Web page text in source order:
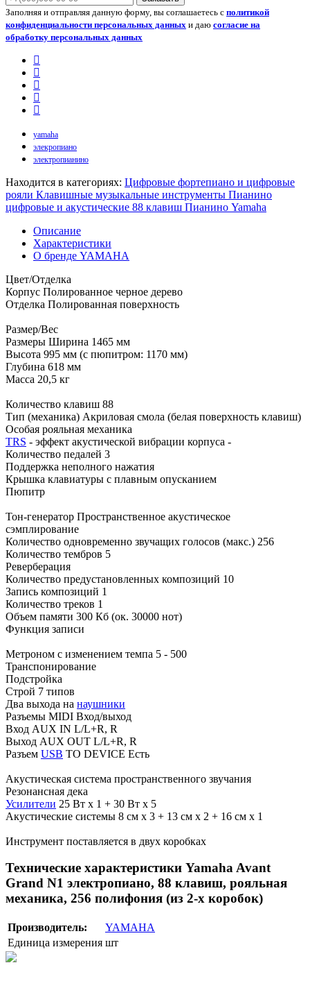
Заполняя и отправляя данную форму, вы соглашаетесь с политикой
конфиденциальности персональных данных и даю согласие на
обработку персональных данных
yamaha
элекропиано
электропианино
Находится в категориях: Цифровые фортепиано и цифровые
рояли Клавишные музыкальные инструменты Пианино
цифровые и акустические 88 клавиш Пианино Yamaha
Описание
Характеристики
О бренде YAMAHA
Цвет/Отделка
Корпус Полированное черное дерево
Отделка Полированная поверхность
Размер/Вес
Размеры Ширина 1465 мм
Высота 995 мм (с пюпитром: 1170 мм)
Глубина 618 мм
Масса 20,5 кг
Количество клавиш 88
Тип (механика) Акриловая смола (белая поверхность клавиш)
Особая рояльная механика
TRS - эффект акустической вибрации корпуса -
Количество педалей 3
Поддержка неполного нажатия
Крышка клавиатуры с плавным опусканием
Пюпитр
Тон-генератор Пространственное акустическое
сэмплирование
Количество одновременно звучащих голосов (макс.) 256
Количество тембров 5
Реверберация
Количество предустановленных композиций 10
Запись композиций 1
Количество треков 1
Объем памяти 300 Кб (ок. 30000 нот)
Функция записи
Метроном с изменением темпа 5 - 500
Транспонирование
Подстройка
Строй 7 типов
Два выхода на наушники
Разъемы MIDI Вход/выход
Вход AUX IN L/L+R, R
Выход AUX OUT L/L+R, R
Разъем USB TO DEVICE Есть
Акустическая система пространственного звучания
Резонансная дека
Усилители 25 Вт x 1 + 30 Вт x 5
Акустические системы 8 см x 3 + 13 см x 2 + 16 см x 1
Инструмент поставляется в двух коробках
Технические характеристики Yamaha Avant
Grand N1 электропиано, 88 клавиш, рояльная
механика, 256 полифония (из 2-х коробок)
Производитель:
YAMAHA
Единица измерения шт